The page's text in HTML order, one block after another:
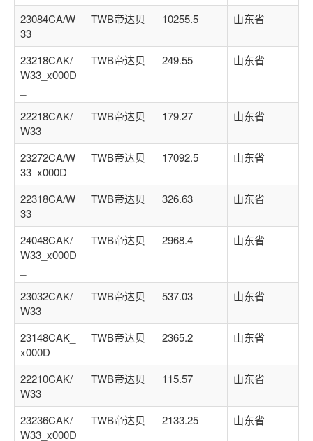
23084CA/W
33
TWB帝达贝 10255.5 山东省
23218CAK/
W33_x000D
TWB帝达贝 249.55 山东省
22218CAK/
W33
TWB帝达贝 179.27 山东省
23272CA/W
33_x000D_
TWB帝达贝 17092.5 山东省
22318CA/W
33
TWB帝达贝 326.63 山东省
24048CAK/
W33_x000D
TWB帝达贝 2968.4 山东省
23032CAK/
W33
TWB帝达贝 537.03 山东省
23148CAK_
x000D_
TWB帝达贝 2365.2 山东省
22210CAK/
W33
TWB帝达贝 115.57 山东省
23236CAK/
W33_x000D
TWB帝达贝 2133.25 山东省